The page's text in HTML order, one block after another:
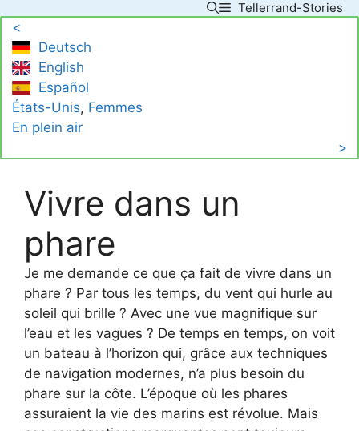
content
Tellerrand-Stories
<
Deutsch
English
Español
États-Unis, Femmes
En plein air
>
Vivre dans un
phare
Je me demande ce que ça fait de vivre dans un
phare ? Par tous les temps, du vent qui hurle au
soleil qui brille ? Avec une vue magnifique sur
l’eau et les vagues ? De temps en temps, on voit
un bateau à l’horizon qui, grâce aux techniques
de navigation modernes, n’a plus besoin du
phare sur la côte. L’époque où les phares
assuraient la vie des marins est révolue. Mais